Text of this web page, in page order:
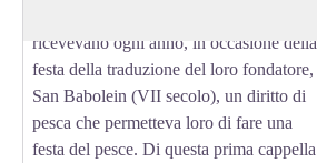
ricevevano ogni anno, in occasione della
festa della traduzione del loro fondatore,
San Babolein (VII secolo), un diritto di
pesca che permetteva loro di fare una
festa del pesce. Di questa prima cappella